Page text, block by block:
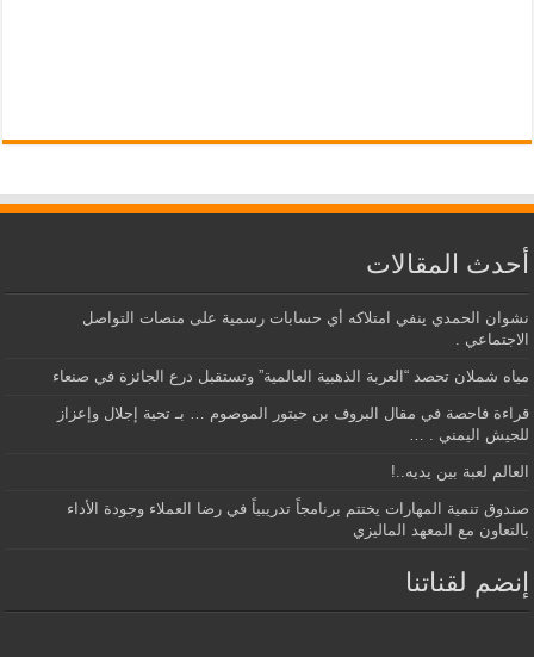
أحدث المقالات
نشوان الحمدي ينفي امتلاكه أي حسابات رسمية على منصات التواصل
الاجتماعي .
مياه شملان تحصد “العربة الذهبية العالمية” وتستقبل درع الجائزة في صنعاء
قراءة فاحصة في مقال البروف بن حبتور الموصوم … بـ تحية إجلال وإعزاز
للجيش اليمني . …
العالم لعبة بين يديه..!
صندوق تنمية المهارات يختتم برنامجاً تدريبياً في رضا العملاء وجودة الأداء
بالتعاون مع المعهد الماليزي
إنضم لقناتنا